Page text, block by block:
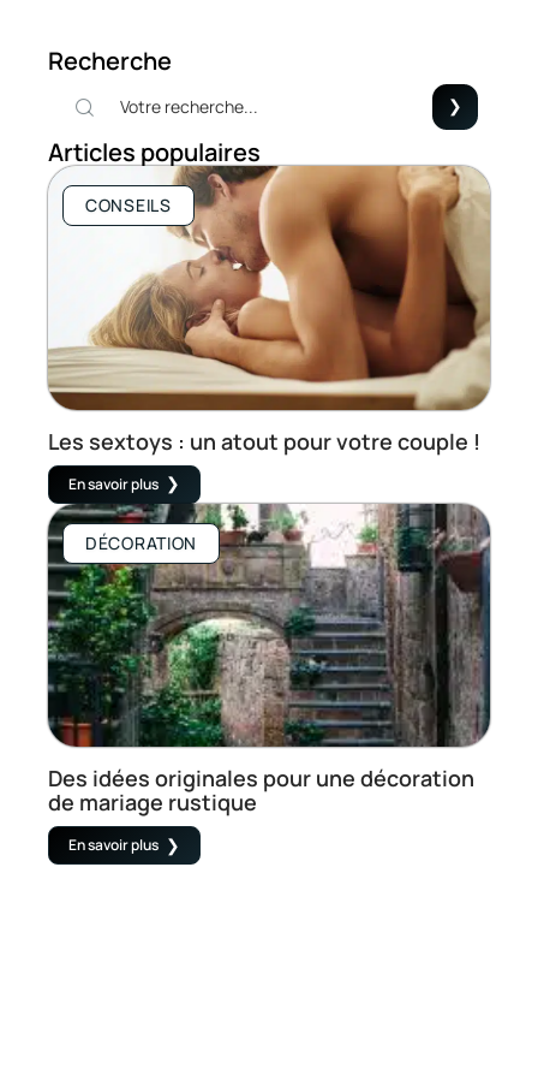
Recherche
Articles populaires
CONSEILS
Les sextoys : un atout pour votre couple !
En savoir plus
DÉCORATION
Des idées originales pour une décoration
de mariage rustique
En savoir plus